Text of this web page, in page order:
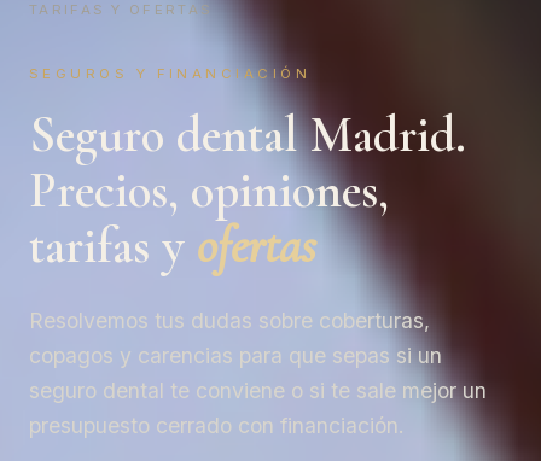
TARIFAS Y OFERTAS
SEGUROS Y FINANCIACIÓN
Seguro dental Madrid.
Precios, opiniones,
tarifas y ofertas
Resolvemos tus dudas sobre coberturas,
copagos y carencias para que sepas si un
seguro dental te conviene o si te sale mejor un
presupuesto cerrado con financiación.